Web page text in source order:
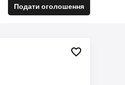
Подати оголошення
